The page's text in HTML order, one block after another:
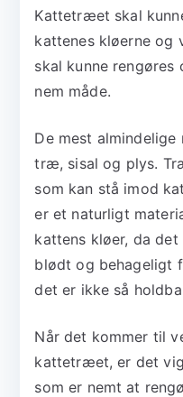
Kattetræet skal
kattenes kløerne og
skal kunne rengøres
nem måde.
De mest
træ, sisal og plys.
som kan stå imod
er et naturligt
kattens kløer, da
blødt og behageligt
det er ikke så
Når det kommer til
kattetræet, er det
som er nemt at